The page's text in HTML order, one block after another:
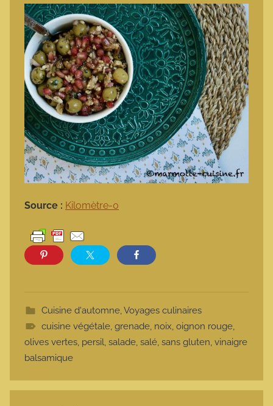
Source : Kilomètre-0
Cuisine d'automne,Voyages culinaires
cuisine végétale, grenade, noix, oignon rouge,
olives vertes, persil, salade, salé, sans gluten, vinaigre
balsamique